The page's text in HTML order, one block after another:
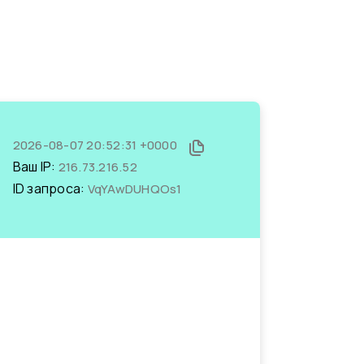
2026-08-07 20:52:31 +0000
Ваш IP: 216.73.216.52
ID запроса: VqYAwDUHQOs1